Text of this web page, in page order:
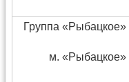
Группа «Рыбацкое»
м. «Рыбацкое»